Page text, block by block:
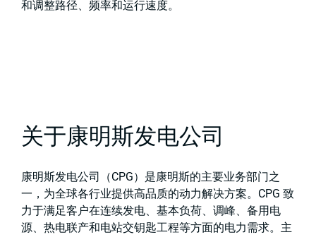
和调整路径、频率和运行速度。
关于康明斯发电公司
康明斯发电公司（CPG）是康明斯的主要业务部门之
一，为全球各行业提供高品质的动力解决方案。CPG 致
力于满足客户在连续发电、基本负荷、调峰、备用电
源、热电联产和电站交钥匙工程等方面的电力需求。主